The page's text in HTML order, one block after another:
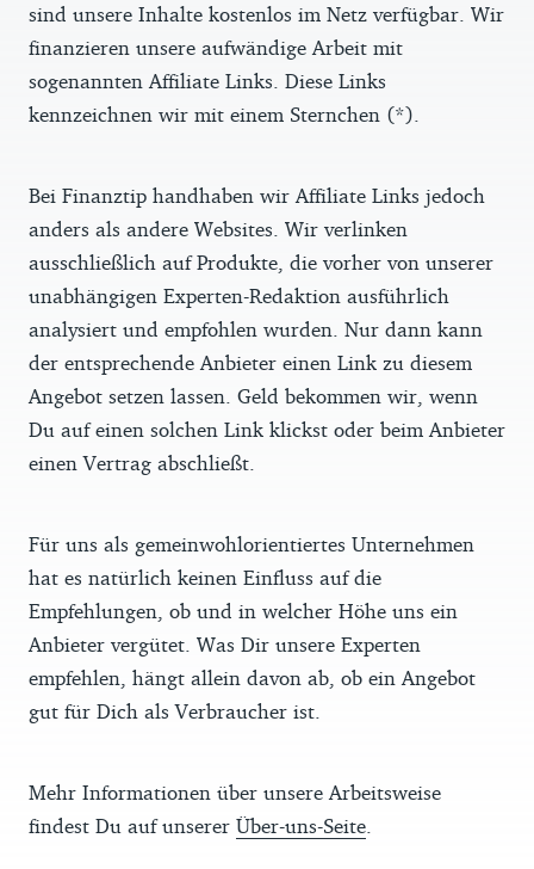
sind unsere Inhalte kostenlos im Netz verfügbar. Wir
finanzieren unsere aufwändige Arbeit mit
sogenannten Affiliate Links. Diese Links
kennzeichnen wir mit einem Sternchen (*).
Bei Finanztip handhaben wir Affiliate Links jedoch
anders als andere Websites. Wir verlinken
ausschließlich auf Produkte, die vorher von unserer
unabhängigen Experten-Redaktion ausführlich
analysiert und empfohlen wurden. Nur dann kann
der entsprechende Anbieter einen Link zu diesem
Angebot setzen lassen. Geld bekommen wir, wenn
Du auf einen solchen Link klickst oder beim Anbieter
einen Vertrag abschließt.
Für uns als gemeinwohlorientiertes Unternehmen
hat es natürlich keinen Einfluss auf die
Empfehlungen, ob und in welcher Höhe uns ein
Anbieter vergütet. Was Dir unsere Experten
empfehlen, hängt allein davon ab, ob ein Angebot
gut für Dich als Verbraucher ist.
Mehr Informationen über unsere Arbeitsweise
findest Du auf unserer Über-uns-Seite